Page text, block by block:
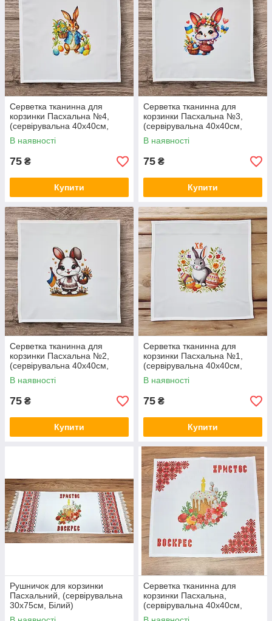
Серветка тканинна для
корзинки Пасхальна №4,
(сервірувальна 40х40см,
Білий)
В наявності
75 ₴
Купити
Серветка тканинна для
корзинки Пасхальна №3,
(сервірувальна 40х40см,
Білий)
В наявності
75 ₴
Купити
Серветка тканинна для
корзинки Пасхальна №2,
(сервірувальна 40х40см,
Білий)
В наявності
75 ₴
Купити
Серветка тканинна для
корзинки Пасхальна №1,
(сервірувальна 40х40см,
Білий)
В наявності
75 ₴
Купити
Рушничок для корзинки
Пасхальний, (сервірувальна
30х75см, Білий)
Серветка тканинна для
корзинки Пасхальна,
(сервірувальна 40х40см,
Білий)